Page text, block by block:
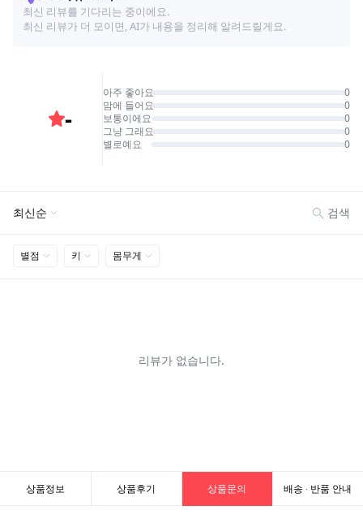
상품정보 상품후기 상품문의 배송 · 반품 안내